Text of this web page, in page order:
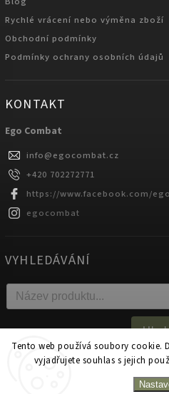
Tento web používá soubory cookie.
vyjadřujete souhlas s jejich
Rychlé vrácení nebo výměna zboží
Obchodní podmínky
Podmínky ochrany osobních údajů
KONTAKT
Ego Combat
info@egocombat.cz
+420 702272771
https://www.facebook.com/
egocombat
VYHLEDÁVÁNÍ
egocombat.cz